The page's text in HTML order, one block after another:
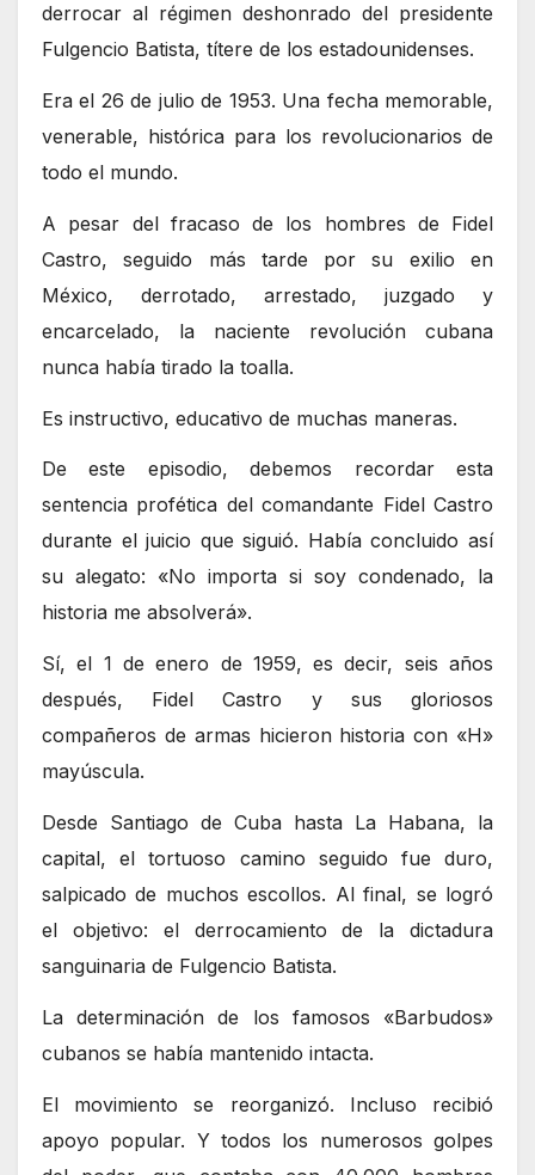
derrocar al régimen deshonrado del presidente
Fulgencio Batista, títere de los estadounidenses.
Era el 26 de julio de 1953. Una fecha memorable,
venerable, histórica para los revolucionarios de
todo el mundo.
A pesar del fracaso de los hombres de Fidel
Castro, seguido más tarde por su exilio en
México, derrotado, arrestado, juzgado y
encarcelado, la naciente revolución cubana
nunca había tirado la toalla.
Es instructivo, educativo de muchas maneras.
De este episodio, debemos recordar esta
sentencia profética del comandante Fidel Castro
durante el juicio que siguió. Había concluido así
su alegato: «No importa si soy condenado, la
historia me absolverá».
Sí, el 1 de enero de 1959, es decir, seis años
después, Fidel Castro y sus gloriosos
compañeros de armas hicieron historia con «H»
mayúscula.
Desde Santiago de Cuba hasta La Habana, la
capital, el tortuoso camino seguido fue duro,
salpicado de muchos escollos. Al final, se logró
el objetivo: el derrocamiento de la dictadura
sanguinaria de Fulgencio Batista.
La determinación de los famosos «Barbudos»
cubanos se había mantenido intacta.
El movimiento se reorganizó. Incluso recibió
apoyo popular. Y todos los numerosos golpes